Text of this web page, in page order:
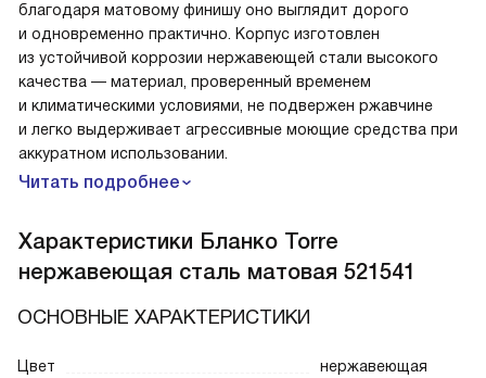
благодаря матовому финишу оно выглядит дорого
и одновременно практично. Корпус изготовлен
из устойчивой коррозии нержавеющей стали высокого
качества — материал, проверенный временем
и климатическими условиями, не подвержен ржавчине
и легко выдерживает агрессивные моющие средства при
аккуратном использовании.
Читать подробнее
Характеристики Бланко Torre
нержавеющая сталь матовая 521541
ОСНОВНЫЕ ХАРАКТЕРИСТИКИ
Цвет
нержавеющая